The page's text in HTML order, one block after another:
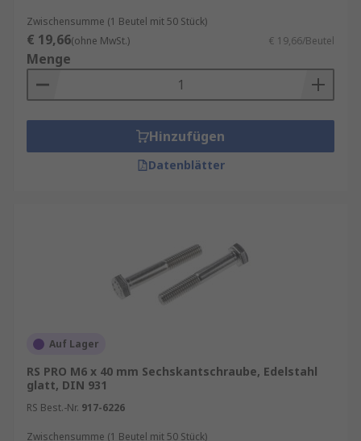
Zwischensumme (1 Beutel mit 50 Stück)
€ 19,66(ohne MwSt.) € 19,66/Beutel
Menge
Hinzufügen
Datenblätter
Auf Lager
RS PRO M6 x 40 mm Sechskantschraube, Edelstahl
glatt, DIN 931
RS Best.-Nr. 917-6226
Zwischensumme (1 Beutel mit 50 Stück)